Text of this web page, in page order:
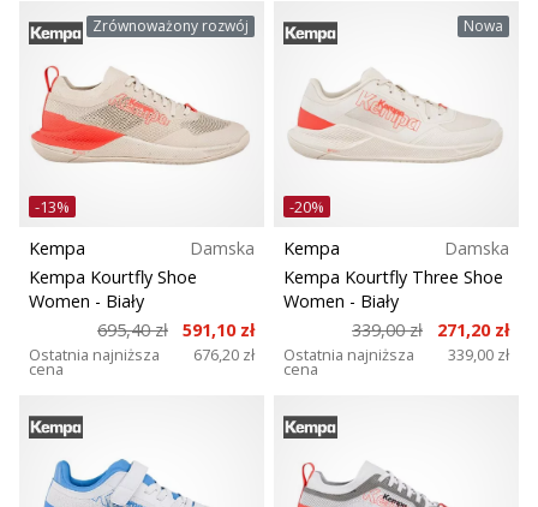
Zrównoważony rozwój
-13%
Kempa
Damska
Kempa Kourtfly Shoe
Women - Biały
695,40 zł
591,10 zł
Ostatnia najniższa
cena
676,20 zł
Nowa
-20%
Kempa
Damska
Kempa Kourtfly Three Shoe
Women - Biały
339,00 zł
271,20 zł
Ostatnia najniższa
cena
339,00 zł